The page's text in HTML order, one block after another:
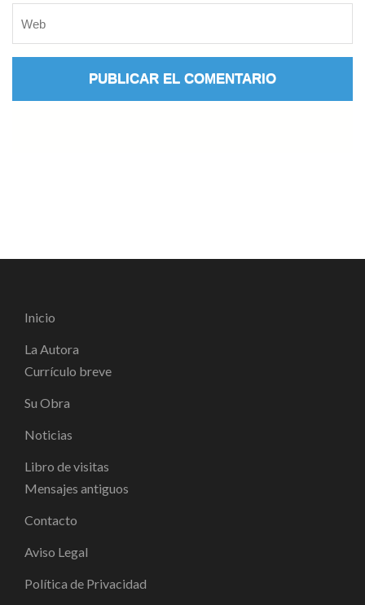
Inicio
La Autora
Currículo breve
Su Obra
Noticias
Libro de visitas
Mensajes antiguos
Contacto
Aviso Legal
Política de Privacidad